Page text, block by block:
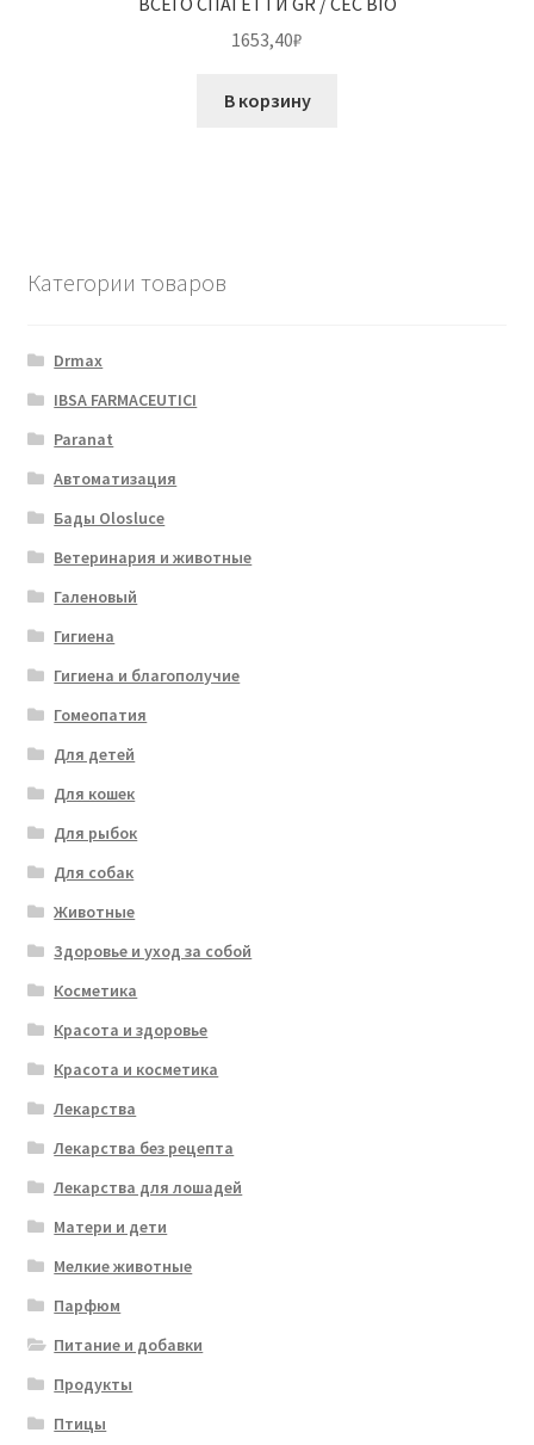
1653,40₽
В корзину
Категории товаров
Drmax
IBSA FARMACEUTICI
Paranat
Автоматизация
Бады Olosluce
Ветеринария и животные
Галеновый
Гигиена
Гигиена и благополучие
Гомеопатия
Для детей
Для кошек
Для рыбок
Для собак
Животные
Здоровье и уход за собой
Косметика
Красота и здоровье
Красота и косметика
Лекарства
Лекарства без рецепта
Лекарства для лошадей
Матери и дети
Мелкие животные
Парфюм
Питание и добавки
Продукты
Птицы